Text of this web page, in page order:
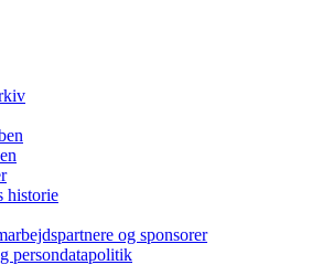
historie
og sponsorer
persondatapolitik